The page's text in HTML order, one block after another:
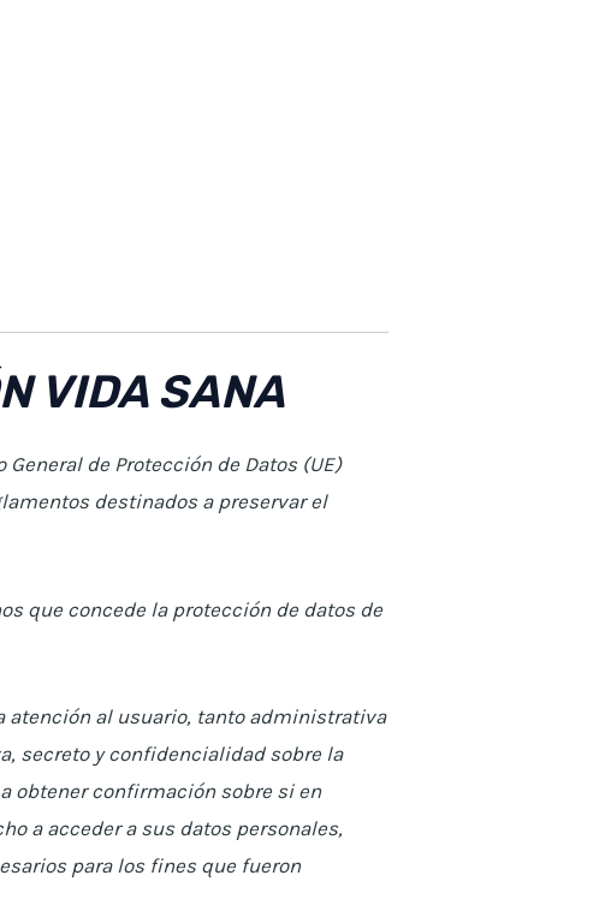
VIDA SANA
de Protección de Datos (UE)
destinados a preservar el
que concede la protección de datos de
atención al usuario, tanto administrativa
secreto y confidencialidad sobre la
obtener confirmación sobre si en
a acceder a sus datos personales,
para los fines que fueron